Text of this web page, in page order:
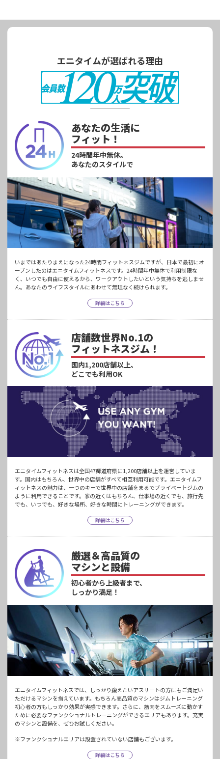
エニタイムが選ばれる理由
あなたの生活に
フィット！
24時間年中無休。
あなたのスタイルで
いまではあたりまえになった24時間フィットネスジムですが、日本で最初にオ
ープンしたのはエニタイムフィットネスです。24時間年中無休で利用制限な
く、いつでも自由に使えるから、ワークアウトしたいという気持ちを逃しませ
ん。あなたのライフスタイルにあわせて無理なく続けられます。
詳細はこちら
店舗数世界No.1の
フィットネスジム！
国内1,200店舗以上、
どこでも利用OK
エニタイムフィットネスは全国47都道府県に1,200店舗以上を運営していま
す。国内はもちろん、世界中の店舗がすべて相互利用可能です。エニタイムフ
ィットネスの魅力は、一つのキーで世界中の店舗をまるでプライベートジムの
ように利用できることです。家の近くはもちろん、仕事場の近くでも、旅行先
でも、いつでも、好きな場所、好きな時間にトレーニングができます。
詳細はこちら
厳選＆高品質の
マシンと設備
初心者から上級者まで、
しっかり満足！
エニタイムフィットネスでは、しっかり鍛えたいアスリートの方にもご満足い
ただけるマシンを揃えています。もちろん高品質のマシンはジムトレーニング
初心者の方もしっかり効果が実感できます。さらに、筋肉をスムーズに動かす
ために必要なファンクショナルトレーニングができるエリアもあります。充実
のマシンと設備を、ぜひお試しください。
※ファンクショナルエリアは設置されていない店舗もございます。
詳細はこちら